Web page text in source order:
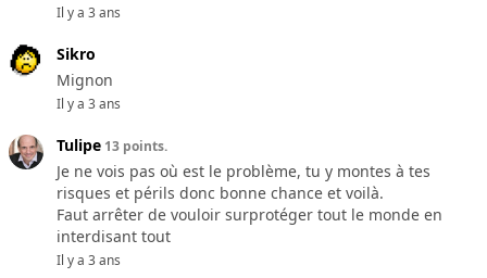
Il y a 3 ans
Sikro
Mignon
Il y a 3 ans
Tulipe 13 points.
Je ne vois pas où est le problème, tu y montes à tes
risques et périls donc bonne chance et voilà.
Faut arrêter de vouloir surprotéger tout le monde en
interdisant tout
Il y a 3 ans